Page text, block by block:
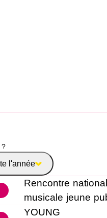
?
l'année
Rencontre
musicale jeune
YOUNG